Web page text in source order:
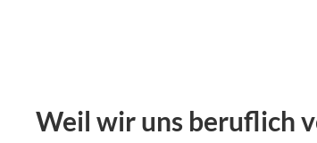
Weil wir uns beruflich